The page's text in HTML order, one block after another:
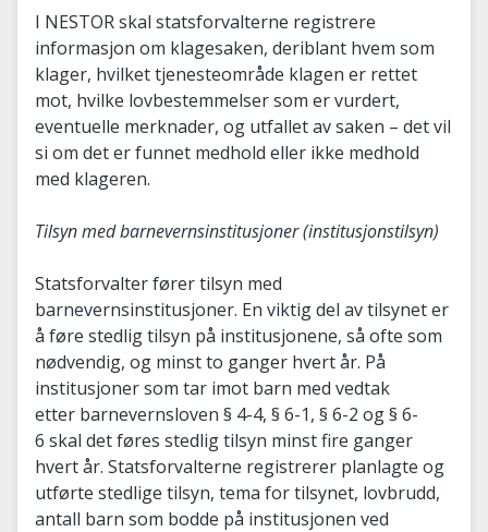
I NESTOR skal statsforvalterne registrere
informasjon om klagesaken, deriblant hvem som
klager, hvilket tjenesteområde klagen er rettet
mot, hvilke lovbestemmelser som er vurdert,
eventuelle merknader, og utfallet av saken – det vil
si om det er funnet medhold eller ikke medhold
med klageren.
Tilsyn med barnevernsinstitusjoner (institusjonstilsyn)
Statsforvalter fører tilsyn med
barnevernsinstitusjoner. En viktig del av tilsynet er
å føre stedlig tilsyn på institusjonene, så ofte som
nødvendig, og minst to ganger hvert år. På
institusjoner som tar imot barn med vedtak
etter barnevernsloven § 4-4, § 6-1, § 6-2 og § 6-
6 skal det føres stedlig tilsyn minst fire ganger
hvert år. Statsforvalterne registrerer planlagte og
utførte stedlige tilsyn, tema for tilsynet, lovbrudd,
antall barn som bodde på institusjonen ved